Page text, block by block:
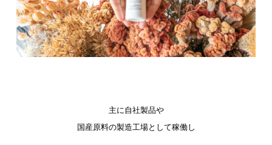
主に自社製品や
国産原料の製造工場として稼働し